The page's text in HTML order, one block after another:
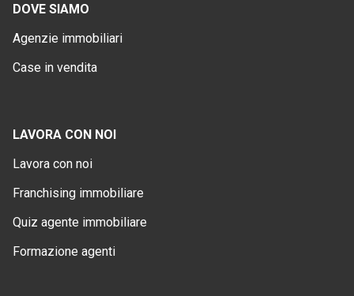
DOVE SIAMO
Agenzie immobiliari
Case in vendita
LAVORA CON NOI
Lavora con noi
Franchising immobiliare
Quiz agente immobiliare
Formazione agenti